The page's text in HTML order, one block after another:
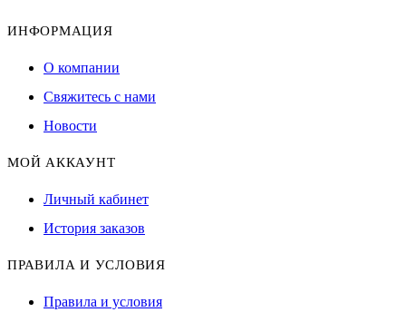
ИНФОРМАЦИЯ
О компании
Свяжитесь с нами
Новости
МОЙ АККАУНТ
Личный кабинет
История заказов
ПРАВИЛА И УСЛОВИЯ
Правила и условия